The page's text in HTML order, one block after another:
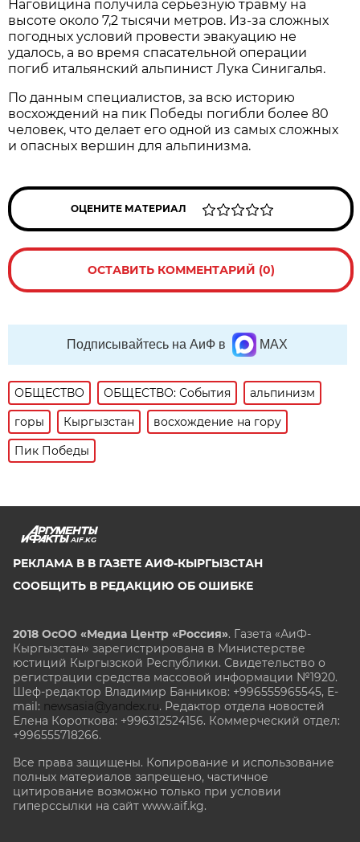
Наговицина получила серьёзную травму на
высоте около 7,2 тысячи метров. Из-за сложных
погодных условий провести эвакуацию не
удалось, а во время спасательной операции
погиб итальянский альпинист Лука Синигалья.
По данным специалистов, за всю историю
восхождений на пик Победы погибли более 80
человек, что делает его одной из самых сложных
и опасных вершин для альпинизма.
ОЦЕНИТЕ МАТЕРИАЛ
ОСТАВИТЬ КОММЕНТАРИЙ (0)
Подписывайтесь на АиФ в MAX
ОБЩЕСТВО ОБЩЕСТВО: События
альпинизм
горы
Кыргызстан
восхождение на гору
Пик Победы
AIF.KG
РЕКЛАМА В В ГАЗЕТЕ АИФ-КЫРГЫЗСТАН
СООБЩИТЬ В РЕДАКЦИЮ ОБ ОШИБКЕ
2018 ОсОО «Медиа Центр «Россия». Газета «АиФ-
Кыргызстан» зарегистрирована в Министерстве
юстиций Кыргызской Республики. Свидетельство о
регистрации средства массовой информации №1920.
Шеф-редактор Владимир Банников: +996555965545, E-
mail: newsasia@yandex.ru. Редактор отдела новостей
Елена Короткова: +996312524156. Коммерческий отдел:
+996555718266.
Все права защищены. Копирование и использование
полных материалов запрещено, частичное
цитирование возможно только при условии
гиперссылки на сайт www.aif.kg.